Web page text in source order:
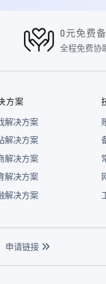
0元免费
全程免费协
方案
解决方案
解决方案
解决方案
解决方案
解决方案
申请链接